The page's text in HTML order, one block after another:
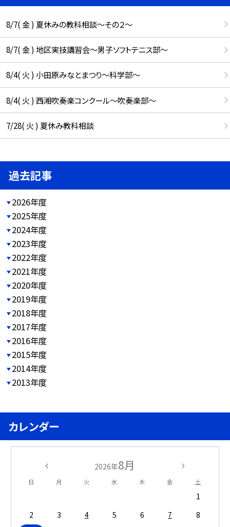
8/7( 金 ) 夏休みの教科相談～その２～
8/7( 金 ) 地区実技講習会～男子ソフトテニス部～
8/4( 火 ) 小田原みなとまつり～科学部～
8/4( 火 ) 西湘吹奏楽コンクール～吹奏楽部～
7/28( 火 ) 夏休み教科相談
過去記事
2026年度
2025年度
2024年度
2023年度
2022年度
2021年度
2020年度
2019年度
2018年度
2017年度
2016年度
2015年度
2014年度
2013年度
カレンダー
2026年8月
日 月 火 水 木 金 土
1
2
3 4 5 6 7
8